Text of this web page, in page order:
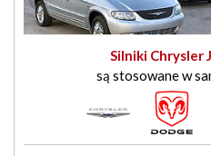
Silniki Chrysler
są stosowane w